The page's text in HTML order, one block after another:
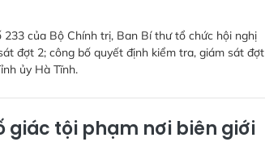
của Bộ Chính trị, Ban Bí thư tổ chức hội nghị
đợt 2; công bố quyết định kiểm tra, giám sát đợt
ủy Hà Tĩnh.
giác tội phạm nơi biên giới